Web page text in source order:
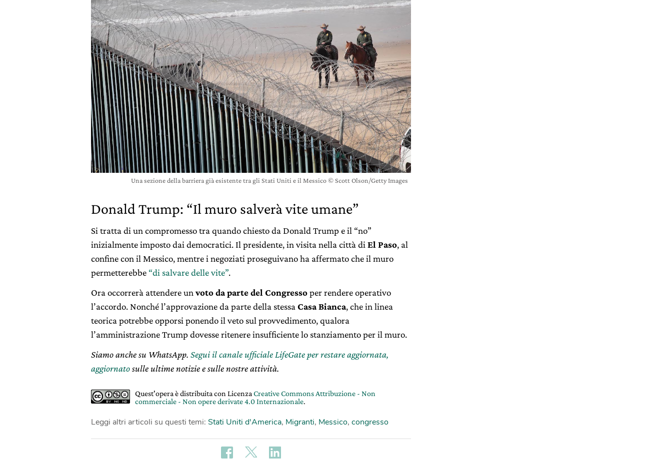
Una sezione della barriera già esistente tra gli Stati Uniti e il Messico © Scott Olson/Getty Images
Donald Trump: “Il muro salverà vite umane”
Si tratta di un compromesso tra quando chiesto da Donald Trump e il “no”
inizialmente imposto dai democratici. Il presidente, in visita nella città diEl Paso, al
confine con il Messico, mentre i negoziati proseguivano ha affermato che il muro
permetterebbe “di salvare delle vite”.
Ora occorrerà attendere unvoto da parte del Congressoper rendere operativo
l’accordo. Nonché l’approvazione da parte della stessaCasa Bianca, che in linea
teorica potrebbe opporsi ponendo il veto sul provvedimento, qualora
l’amministrazione Trump dovesse ritenere insufficiente lo stanziamento per il muro.
Siamo anche su WhatsApp. Segui il canale ufficiale LifeGate per restare aggiornata,
aggiornatosulle ultime notizie e sulle nostre attività.
Quest'opera è distribuita con Licenza Creative Commons Attribuzione - Non
commerciale - Non opere derivate 4.0 Internazionale.
Leggi altri articoli su questi temi: Stati Uniti d'America, Migranti, Messico, congresso